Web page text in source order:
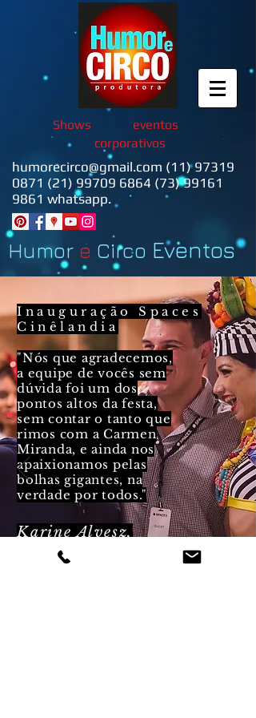
Shows eventos
corporativos
humorecirco@gmail.com (11) 97319
0871 (21) 99709 6864 (73) 99161
9861 whatsapp.
Humor e Circo Eventos
Inauguração Spaces
Cinêlandia
"Nós que agradecemos,
a equipe de vocês sem
dúvida foi um dos
pontos altos da festa,
sem contar o tanto que
rimos com a Carmen
Miranda, e ainda nos
apaixionamos pelas
bolhas gigantes, na
verdade por todos."
Karine Alvesz,
Avant
Produções